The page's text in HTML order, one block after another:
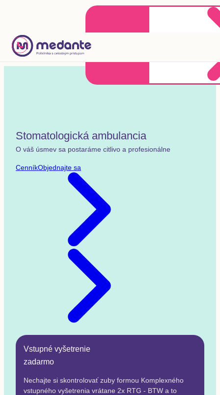
Klientske centrum
+421 2 20 302 303
Stomatologická ambulancia
O váš úsmev sa postaráme citlivo a profesionálne
CenníkObjednajte sa
Vstupné vyšetrenie
zadarmo
Nechajte si skontrolovať zuby formou Komplexného
vstupného vyšetrenia vrátane 2x RTG - BTW a to